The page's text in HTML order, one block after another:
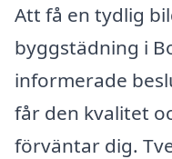
Att få en tydlig
byggstädning i
informerade
får den kvalitet
förväntar dig.